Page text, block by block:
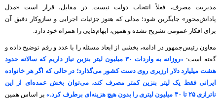
مدیریت مصرف، فعلاً انتخاب دولت نیست. در مقابل، قرار است «مدل
پاداش‌محور» جایگزین شود؛ مدلی که هنوز جزئیات اجرایی و سازوکار دقیق آن
برای افکار عمومی تشریح نشده و همین، ابهام‌هایی را همراه خود دارد.
معاون رئیس‌جمهور در ادامه، بخشی از ابعاد مسئله را با عدد و رقم توضیح داده و
گفته است:
«روزانه به واردات ۳۰ میلیون لیتر بنزین نیاز داریم که سالانه حدود
هشت میلیارد دلار ارزبری روی دست کشور می‌گذارد؛ در حالی که اگر هر خانواده
ایرانی فقط یک لیتر بنزین کمتر مصرف کند، می‌توان بخش عمده‌ای از این
ناترازی ۲۵ تا ۳۰ میلیون لیتری را بدون هیچ هزینه‌ای برطرف کرد.»
بر اساس همین